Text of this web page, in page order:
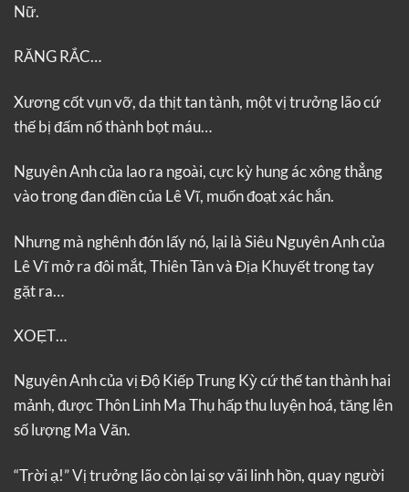
Nữ.
RĂNG RẮC…
Xương cốt vụn vỡ, da thịt tan tành, một vị trưởng lão cứ
thế bị đấm nổ thành bọt máu…
Nguyên Anh của lao ra ngoài, cực kỳ hung ác xông thẳng
vào trong đan điền của Lê Vĩ, muốn đoạt xác hắn.
Nhưng mà nghênh đón lấy nó, lại là Siêu Nguyên Anh của
Lê Vĩ mở ra đôi mắt, Thiên Tàn và Địa Khuyết trong tay
gặt ra…
XOẸT…
Nguyên Anh của vị Độ Kiếp Trung Kỳ cứ thế tan thành hai
mảnh, được Thôn Linh Ma Thụ hấp thu luyện hoá, tăng lên
số lượng Ma Văn.
“Trời ạ!” Vị trưởng lão còn lại sợ vãi linh hồn, quay người